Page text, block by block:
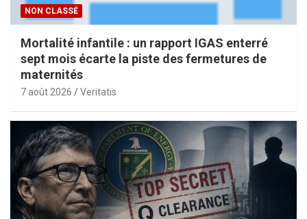
NON CLASSÉ
Mortalité infantile : un rapport IGAS enterré
sept mois écarte la piste des fermetures de
maternités
7 août 2026 Veritatis